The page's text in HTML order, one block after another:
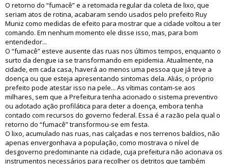
O retorno do “fumacê” e a retomada regular da coleta de lixo, que
seriam atos de rotina, acabaram sendo usados pelo prefeito Ruy
Muniz como medidas de efeito para mostrar que a cidade voltou a ter
comando. Em nenhum momento ele disse isso, mas, para bom
entendedor...
O “fumacê” esteve ausente das ruas nos últimos tempos, enquanto o
surto da dengue ia se transformando em epidemia. Atualmente, na
cidade, em cada casa, haverá ao menos uma pessoa que já teve a
doença ou que esteja apresentando sintomas dela. Aliás, o próprio
prefeito pode atestar isso na pele... As vítimas contam-se aos
milhares, sem que a Prefeitura tenha acionado o sistema preventivo
ou adotado ação profilática para deter a doença, embora tenha
contado com recursos do governo federal. Essa é a razão pela qual o
retorno do “fumacê” transformou-se em festa.
O lixo, acumulado nas ruas, nas calçadas e nos terrenos baldios, não
apenas envergonhava a população, como mostrava o nível de
desgoverno predominante na cidade, cuja prefeitura não acionava os
instrumentos necessários para recolher os detritos que também